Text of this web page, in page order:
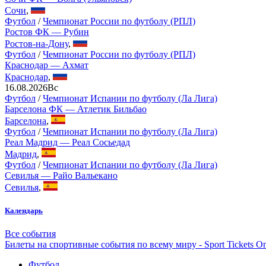
Сочи,
Футбол /Чемпионат России по футболу (РПЛ)
Ростов ФК — Рубин
Ростов-на-Дону,
Футбол /Чемпионат России по футболу (РПЛ)
Краснодар — Ахмат
Краснодар,
16.08.2026Вс
Футбол /Чемпионат Испании по футболу (Ла Лига)
Барселона ФК — Атлетик Бильбао
Барселона,
Футбол /Чемпионат Испании по футболу (Ла Лига)
Реал Мадрид — Реал Сосьедад
Мадрид,
Футбол /Чемпионат Испании по футболу (Ла Лига)
Севилья — Райо Вальекано
Севилья,
Календарь
Все события
Билеты на спортивные события по всему миру - Sport Tickets